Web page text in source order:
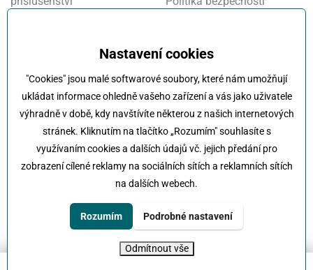
Nastavení cookies
"Cookies" jsou malé softwarové soubory, které nám umožňují
ukládat informace ohledně vašeho zařízení a vás jako uživatele
výhradně v době, kdy navštívíte některou z našich internetových
stránek. Kliknutím na tlačítko „Rozumím" souhlasíte s
využívaním cookies a dalších údajů vč. jejich předání pro
zobrazení cílené reklamy na sociálních sítích a reklamních sítích
na dalších webech.
Rozumím Podrobné nastavení
Odmítnout vše
Oznamovací systém
Kola Klokočka - ukončení
provozu
Klokočka - Na každé cestě s vámi
Karlovarská 814/115 , 161 00 Praha 6 - Řepy
+420 222 197 111 info@klokocka.cz
© 2026 KlokočkaTvorba webuUVM interactive